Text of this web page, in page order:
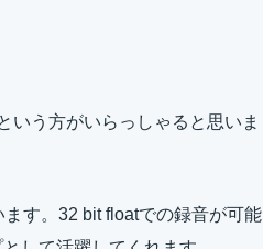
いう方がいらっしゃると思いま
す。32 bit floatでの録音が可能